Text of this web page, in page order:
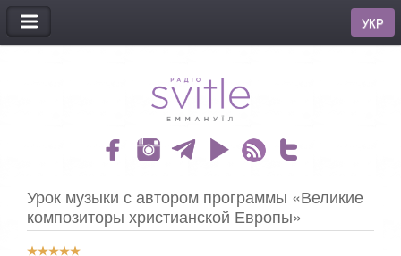
МЕНЮ
УКР
Урок музыки с автором программы «Великие
композиторы христианской Европы»
Р